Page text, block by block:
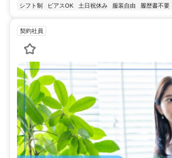
シフト制
ピアスOK 土日祝休み 服装自由 履歴書不要
契約社員